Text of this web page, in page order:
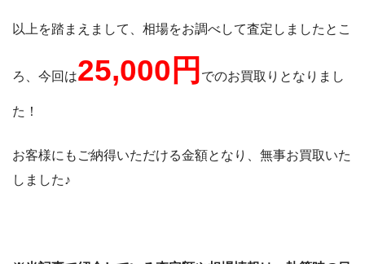
以上を踏まえまして、相場をお調べして査定しましたとこ
ろ、今回は25,000円 でのお買取りとなりまし
た！
お客様にもご納得いただける金額となり、無事お買取いた
しました♪